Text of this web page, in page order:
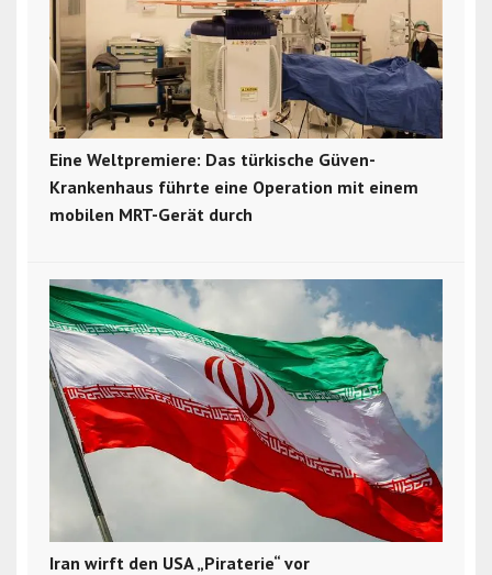
Eine Weltpremiere: Das türkische Güven-
Krankenhaus führte eine Operation mit einem
mobilen MRT-Gerät durch
Iran wirft den USA „Piraterie“ vor